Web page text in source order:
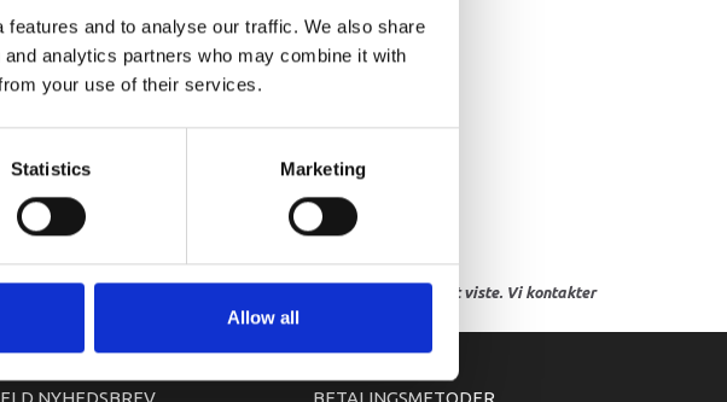
and to analyse our traffic. We also share
analytics partners who may combine it with
your use of their services.
Statistics Marketing
Allow all
som ikke kan leveres, eller hvor prisen afviger fra det viste. Vi kontakter
NYHEDSBREV BETALINGSMETODER